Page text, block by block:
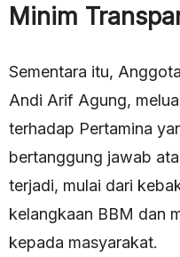
Minim
Sementara itu,
Andi Arif Agung,
terhadap Pertamina
bertanggung jawab
terjadi, mulai dari
kelangkaan BBM dan
kepada masyarakat.